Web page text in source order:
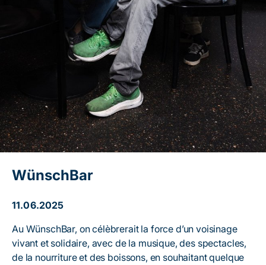
WünschBar
11.06.2025
Au WünschBar, on célèbrerait la force d’un voisinage
vivant et solidaire, avec de la musique, des spectacles,
de la nourriture et des boissons, en souhaitant quelque